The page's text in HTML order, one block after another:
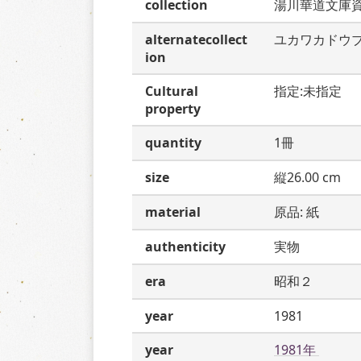
collection
湯川華道文庫
alternatecollect
ion
ユカワカドウ
Cultural
property
指定:未指定
quantity
1冊
size
縦26.00 cm
material
原品: 紙
authenticity
実物
era
昭和２
year
1981
year
1981年